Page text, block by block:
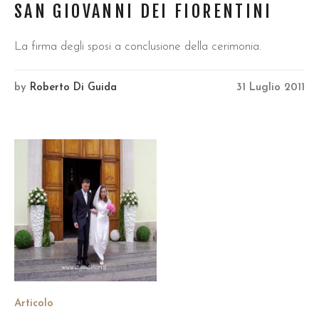
SAN GIOVANNI DEI FIORENTINI
La firma degli sposi a conclusione della cerimonia.
31 Luglio 2011
by Roberto Di Guida
Articolo